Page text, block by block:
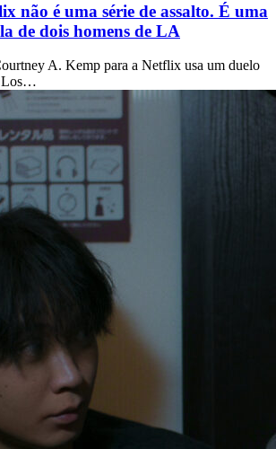
não é uma série de assalto. É uma
de dois homens de LA
A. Kemp para a Netflix usa um duelo
Los…